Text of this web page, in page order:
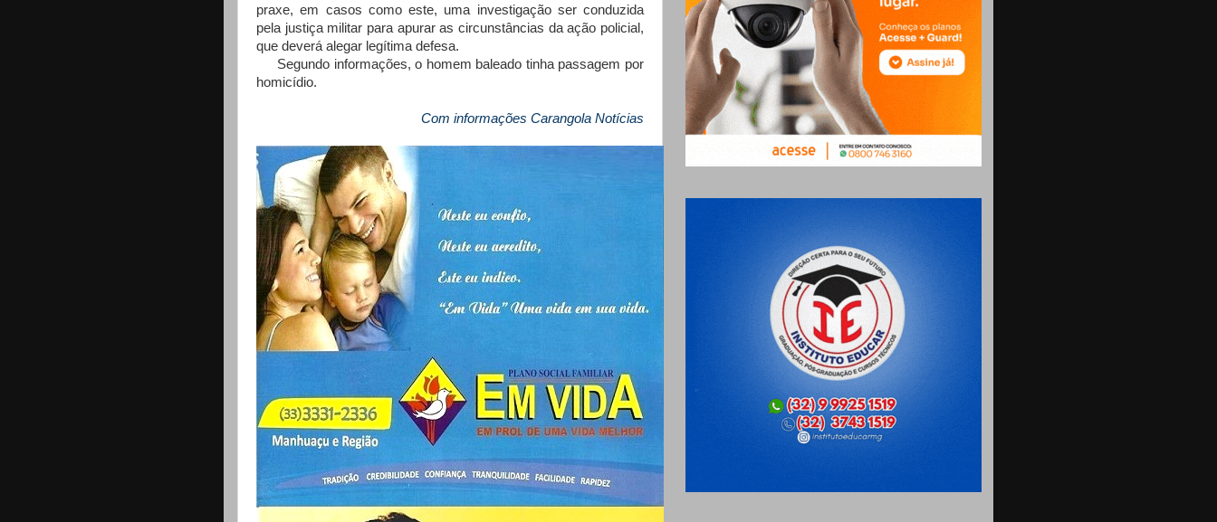
praxe, em casos como este, uma investigação ser conduzida
pela justiça militar para apurar as circunstâncias da ação policial,
que deverá alegar legítima defesa.
Segundo informações, o homem baleado tinha passagem por
homicídio.
Com informações Carangola Notícias